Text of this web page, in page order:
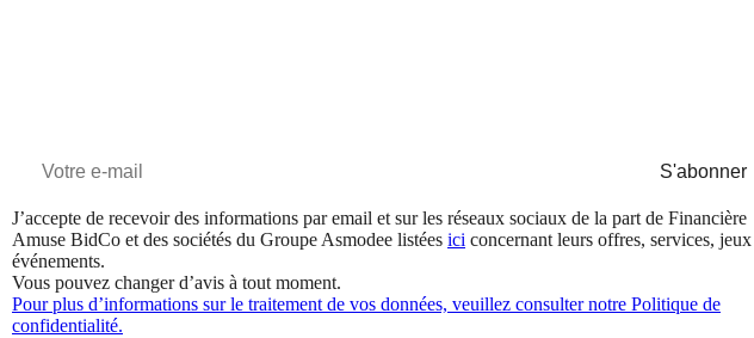
S'abonner
J’accepte de recevoir des informations par email et sur les réseaux sociaux de la part de Financière
Amuse BidCo et des sociétés du Groupe Asmodee listées ici concernant leurs offres, services,
événements.
Vous pouvez changer d’avis à tout moment.
Pour plus d’informations sur le traitement de vos données, veuillez consulter notre Politique de
confidentialité.